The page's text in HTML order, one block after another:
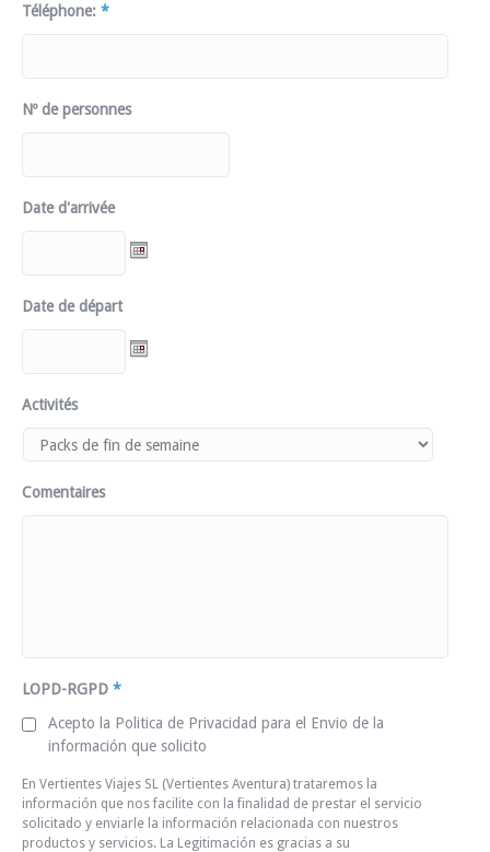
Téléphone: *
Nº de personnes
Date d'arrivée
Date de départ
Activités
Comentaires
LOPD-RGPD *
Acepto la Politica de Privacidad para el Envio de la
información que solicito
En Vertientes Viajes SL (Vertientes Aventura) trataremos la
información que nos facilite con la finalidad de prestar el servicio
solicitado y enviarle la información relacionada con nuestros
productos y servicios. La Legitimación es gracias a su